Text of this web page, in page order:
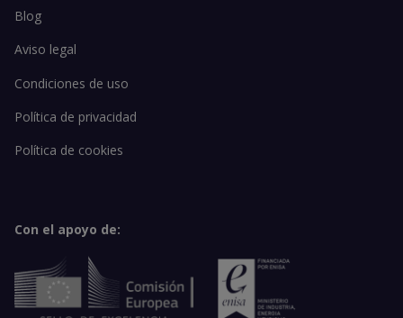
Blog
Aviso legal
Condiciones de uso
Política de privacidad
Política de cookies
Con el apoyo de: